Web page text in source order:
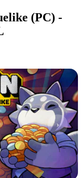
(PC) -